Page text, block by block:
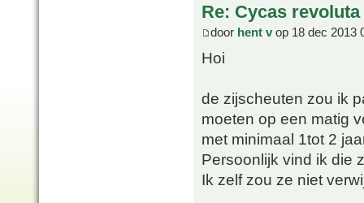
Re: Cycas
door hent v op 18 dec 2013
Hoi
de zijscheuten zou ik
moeten op een matig
met minimaal 1tot 2
Persoonlijk vind ik die
Ik zelf zou ze niet